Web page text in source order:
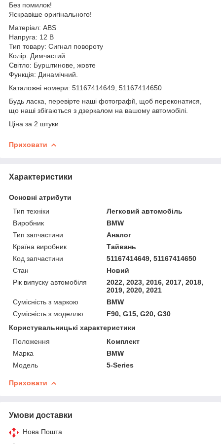
Без помилок!
Яскравіше оригінального!
Матеріал: ABS
Напруга: 12 В
Тип товару: Сигнал повороту
Колір: Димчастий
Світло: Бурштинове, жовте
Функція: Динамічний.
Каталожні номери: 51167414649, 51167414650
Будь ласка, перевірте наші фотографії, щоб переконатися,
що наші збігаються з дзеркалом на вашому автомобілі.
Ціна за 2 штуки
Приховати
Характеристики
Основні атрибути
Тип техніки
Легковий автомобіль
Виробник
BMW
Тип запчастини
Аналог
Країна виробник
Тайвань
Код запчастини
51167414649, 51167414650
Стан
Новий
Рік випуску автомобіля
2022, 2023, 2016, 2017, 2018,
2019, 2020, 2021
Сумісність з маркою
BMW
Сумісність з моделлю
F90, G15, G20, G30
Користувальницькі характеристики
Положення
Комплект
Марка
BMW
Модель
5-Series
Приховати
Умови доставки
Нова Пошта